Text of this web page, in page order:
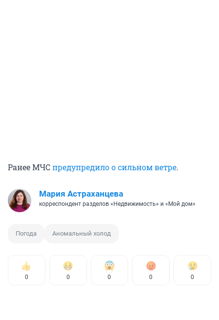
Ранее МЧСпредупредило о сильном ветре.
Мария Астраханцева
корреспондент разделов «Недвижимость» и «Мой дом»
Погода Аномальный холод
0 0 0 0 0